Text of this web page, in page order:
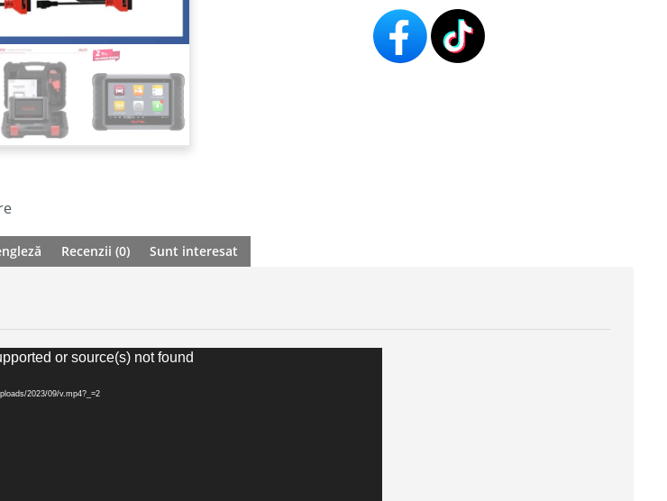
Recenzii (0) Sunt interesat
or source(s) not found
2023/09/v.mp4?_=2